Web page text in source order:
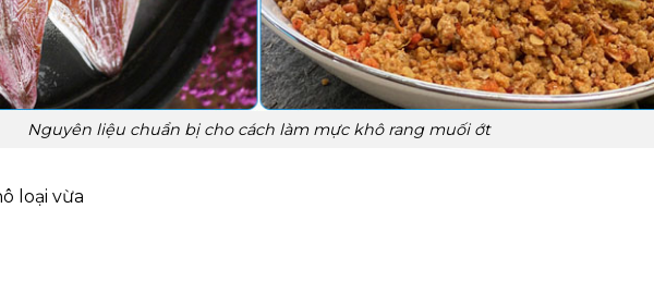
Nguyên liệu chuẩn bị cho cách làm mực khô rang muối ớt
loại vừa